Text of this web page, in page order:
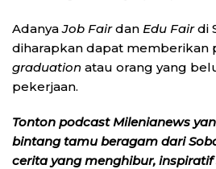
AdanyaJob Fairdan Edu Fairdi
diharapkan dapat memberikan
graduation atau orang yang
pekerjaan.
Tonton podcast Milenianews
bintang tamu beragam dari
cerita yang menghibur,